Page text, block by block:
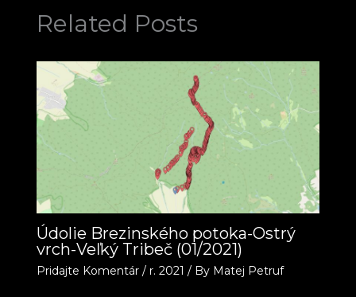
Related Posts
Údolie Brezinského potoka-Ostrý
vrch-Veľký Tribeč (01/2021)
Pridajte Komentár / r. 2021 / By Matej Petruf